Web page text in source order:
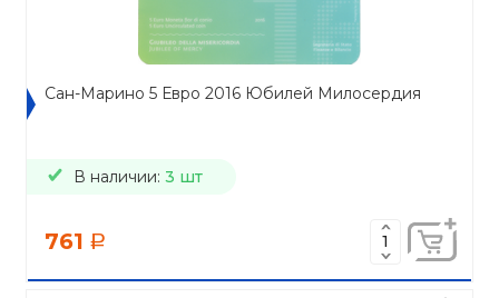
Сан-Марино 5 Евро 2016 Юбилей Милосердия
В наличии: 3 шт
761 a